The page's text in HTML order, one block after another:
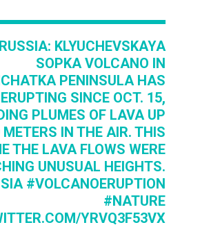
RUSSIA: KLYUCHEVSKAYA
SOPKA VOLCANO IN
PENINSULA HAS
SINCE OCT. 15,
PLUMES OF LAVA UP
IN THE AIR. THIS
THE LAVA FLOWS WERE
UNUSUAL HEIGHTS.
#VOLCANOERUPTION
#NATURE
YRVQ3F53VX